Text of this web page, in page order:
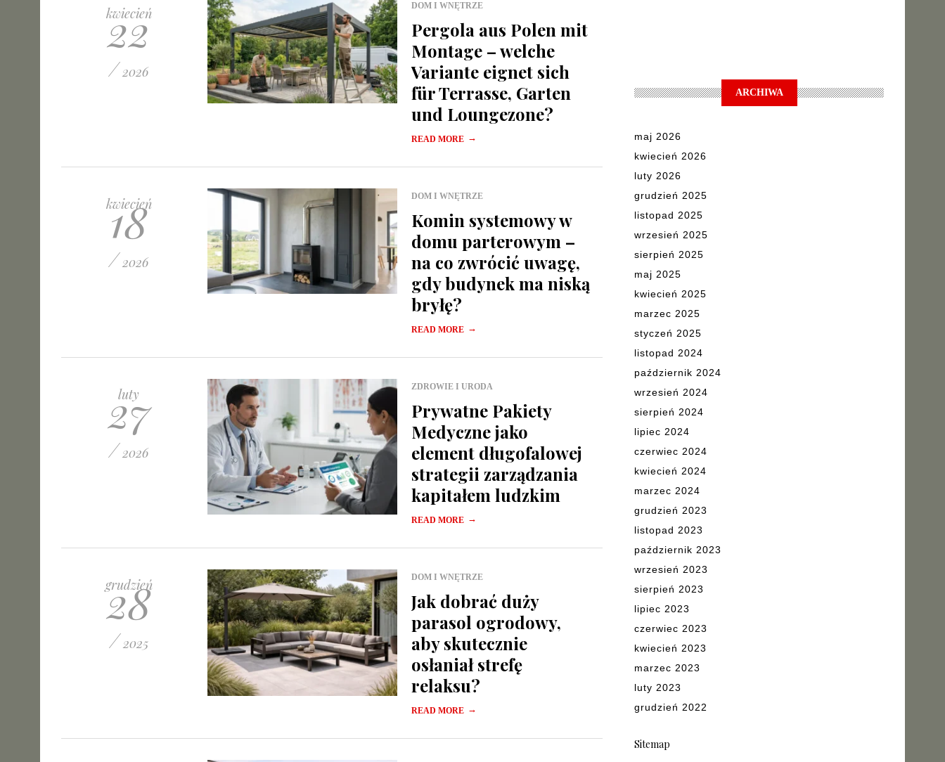
kwiecień
22
/2026
DOM I WNĘTRZE
Pergola aus Polen mit
Montage – welche
Variante eignet sich
für Terrasse, Garten
und Loungezone?
READ MORE →
kwiecień
18
/2026
DOM I WNĘTRZE
Komin systemowy w
domu parterowym –
na co zwrócić uwagę,
gdy budynek ma niską
bryłę?
READ MORE →
luty
27
/2026
ZDROWIE I URODA
Prywatne Pakiety
Medyczne jako
element długofalowej
strategii zarządzania
kapitałem ludzkim
READ MORE →
grudzień
28
/ 2025
DOM I WNĘTRZE
Jak dobrać duży
parasol ogrodowy,
aby skutecznie
osłaniał strefę
relaksu?
READ MORE →
ARCHIWA
maj 2026
kwiecień 2026
luty 2026
grudzień 2025
listopad 2025
wrzesień 2025
sierpień 2025
maj 2025
kwiecień 2025
marzec 2025
styczeń 2025
listopad 2024
październik 2024
wrzesień 2024
sierpień 2024
lipiec 2024
czerwiec 2024
kwiecień 2024
marzec 2024
grudzień 2023
listopad 2023
październik 2023
wrzesień 2023
sierpień 2023
lipiec 2023
czerwiec 2023
kwiecień 2023
marzec 2023
luty 2023
grudzień 2022
Sitemap